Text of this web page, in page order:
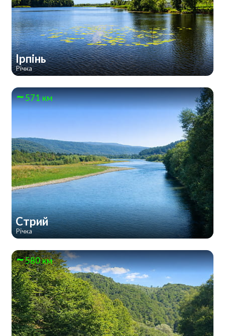
Ірпінь
Річка
571 км
Стрий
Річка
580 км